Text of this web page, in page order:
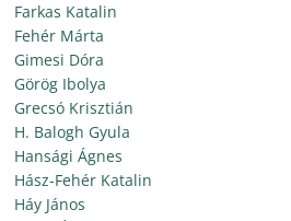
Farkas Katalin
Fehér Márta
Gimesi Dóra
Görög Ibolya
Grecsó Krisztián
H. Balogh Gyula
Hansági Ágnes
Hász-Fehér Katalin
Háy János